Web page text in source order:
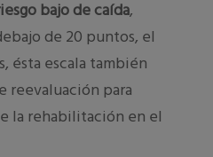
bajo de caída,
de 20 puntos, el
ésta escala también
reevaluación para
la rehabilitación en el